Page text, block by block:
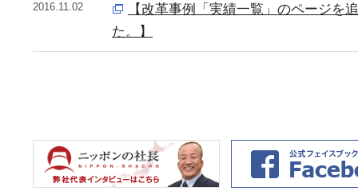
2016.11.02
【改革事例「実績一覧」のページを
た。】